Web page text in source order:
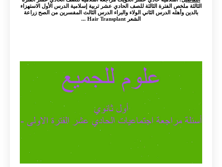
الثالثة ملخص الفترة الثالثة للصف الحادي عشر تربية إسلامية الدرس الأول الاستهزاء
بالدين وأهله الدرس الثاني الولاء والبراء الدرس الثالث المفسرين من الصح زراعة
الشعر Hair Transplant ...